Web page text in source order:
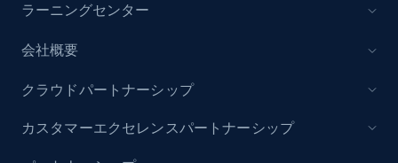
6.7K+
TikTok - Posts - Input specific profile URL to
ラーニングセンター
会社概要
クラウドパートナーシップ
カスタマーエクセレンスパートナーシップ